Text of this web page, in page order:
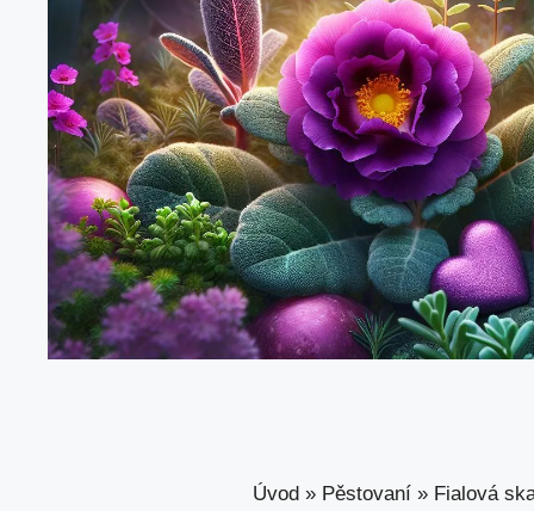
Úvod » Pěstovaní » Fialová